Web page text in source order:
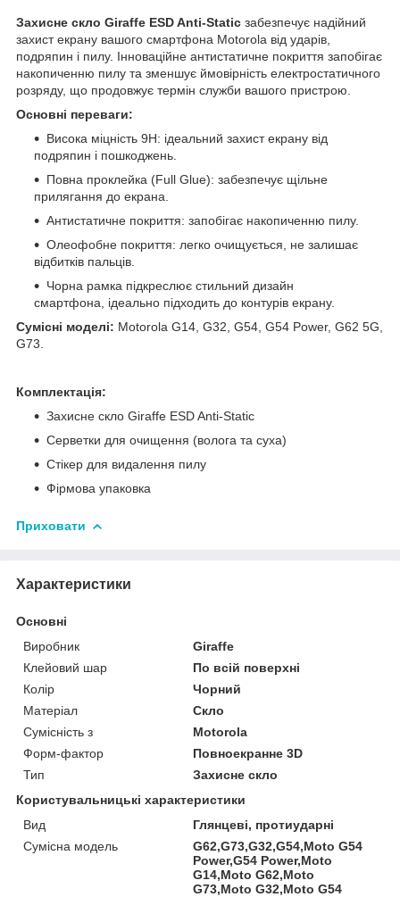
Захисне скло Giraffe ESD Anti-Static забезпечує надійний
захист екрану вашого смартфона Motorola від ударів,
подряпин і пилу. Інноваційне антистатичне покриття запобігає
накопиченню пилу та зменшує ймовірність електростатичного
розряду, що продовжує термін служби вашого пристрою.
Основні переваги:
Висока міцність 9H: ідеальний захист екрану від
подряпин і пошкоджень.
Повна проклейка (Full Glue): забезпечує щільне
прилягання до екрана.
Антистатичне покриття: запобігає накопиченню пилу.
Олеофобне покриття: легко очищується, не залишає
відбитків пальців.
Чорна рамка підкреслює стильний дизайн
смартфона, ідеально підходить до контурів екрану.
Сумісні моделі: Motorola G14, G32, G54, G54 Power, G62 5G,
G73.
Комплектація:
Захисне скло Giraffe ESD Anti-Static
Серветки для очищення (волога та суха)
Стікер для видалення пилу
Фірмова упаковка
Приховати
Характеристики
Основні
Виробник
Giraffe
Клейовий шар
По всій поверхні
Колір
Чорний
Матеріал
Скло
Сумісність з
Motorola
Форм-фактор
Повноекранне 3D
Тип
Захисне скло
Користувальницькі характеристики
Вид
Глянцеві, протиударні
Сумісна модель
G62,G73,G32,G54,Moto G54
Power,G54 Power,Moto
G14,Moto G62,Moto
G73,Moto G32,Moto G54